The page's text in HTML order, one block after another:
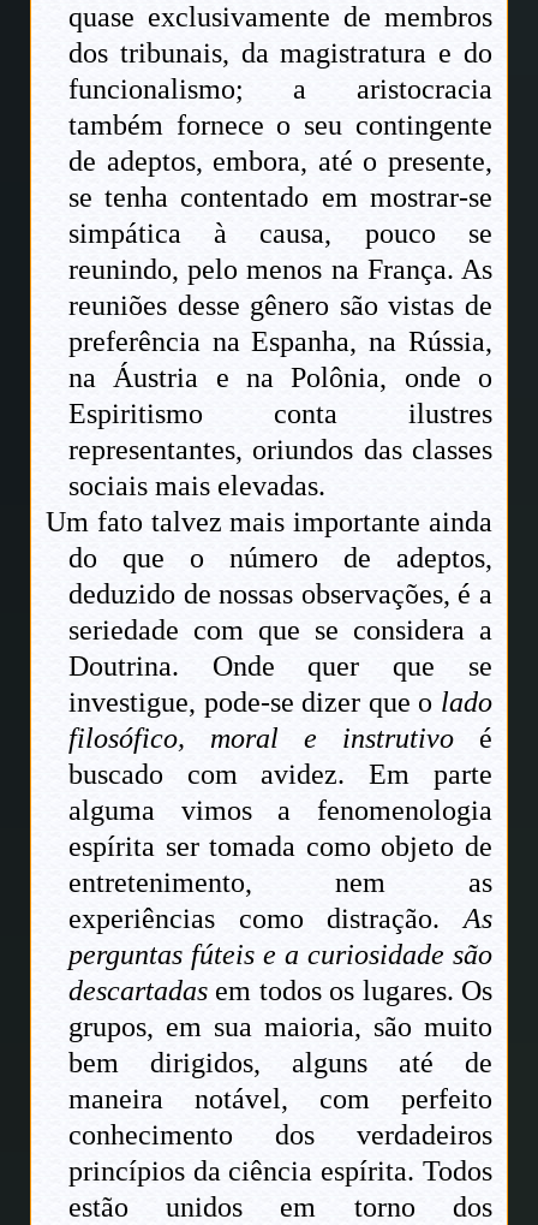
quase exclusivamente de membros
dos tribunais, da magistratura e do
funcionalismo; a aristocracia
também fornece o seu contingente
de adeptos, embora, até o presente,
se tenha contentado em mostrar-se
simpática à causa, pouco se
reunindo, pelo menos na França. As
reuniões desse gênero são vistas de
preferência na Espanha, na Rússia,
na Áustria e na Polônia, onde o
Espiritismo conta ilustres
representantes, oriundos das classes
sociais mais elevadas.
Um fato talvez mais importante ainda
do que o número de adeptos,
deduzido de nossas observações, é a
seriedade com que se considera a
Doutrina. Onde quer que se
investigue, pode-se dizer que o lado
filosófico, moral e instrutivoé
buscado com avidez. Em parte
alguma vimos a fenomenologia
espírita ser tomada como objeto de
entretenimento, nem as
experiências como distração.As
perguntas fúteis e a curiosidade são
descartadas em todos os lugares. Os
grupos, em sua maioria, são muito
bem dirigidos, alguns até de
maneira notável, com perfeito
conhecimento dos verdadeiros
princípios da ciência espírita. Todos
estão unidos em torno dos